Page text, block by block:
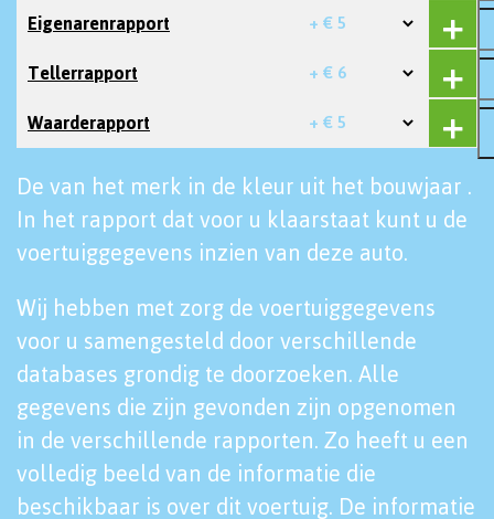
Eigenarenrapport + € 5
Tellerrapport + € 6
Waarderapport + € 5
De van het merk in de kleur uit het bouwjaar .
In het rapport dat voor u klaarstaat kunt u de
voertuiggegevens inzien van deze auto.
Wij hebben met zorg de voertuiggegevens
voor u samengesteld door verschillende
databases grondig te doorzoeken. Alle
gegevens die zijn gevonden zijn opgenomen
in de verschillende rapporten. Zo heeft u een
volledig beeld van de informatie die
beschikbaar is over dit voertuig. De informatie